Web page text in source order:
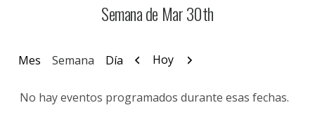
Semana de Mar 30th
Mes Semana Día Anterior
Hoy Siguiente
No hay eventos programados durante esas fechas.